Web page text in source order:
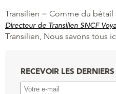
Transilien = Comme du bétail
Directeur de Transilien SNCF
Transilien, Nous savons tous
RECEVOIR LES